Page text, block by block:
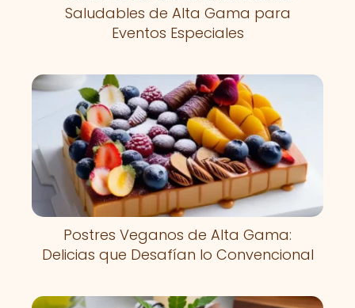
Saludables de Alta Gama para
Eventos Especiales
Postres Veganos de Alta Gama:
Delicias que Desafían lo Convencional